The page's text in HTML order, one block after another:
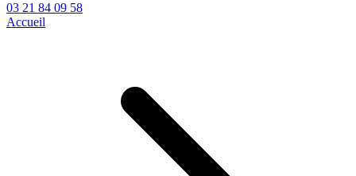
03 21 84 09 58
Accueil